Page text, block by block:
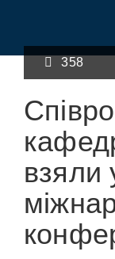
358
взяли